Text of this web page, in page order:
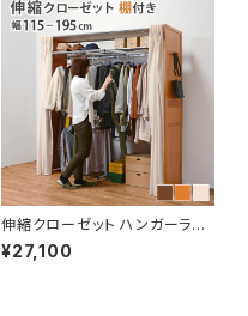
伸縮クローゼット ハンガーラッ
ク コートハンガー ワードローブ
フリーラック クローゼット 高さ1
¥27,100